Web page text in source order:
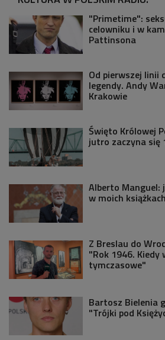
"Primetime":
celowniku i w
Pattinsona
Od pierwszej linii
legendy. Andy
Krakowie
Święto Królowej
jutro zaczyna się
Alberto Manguel:
w moich książkach
Z Breslau do
"Rok 1946. Kiedy
tymczasowe"
Bartosz Bielenia
"Trójki pod